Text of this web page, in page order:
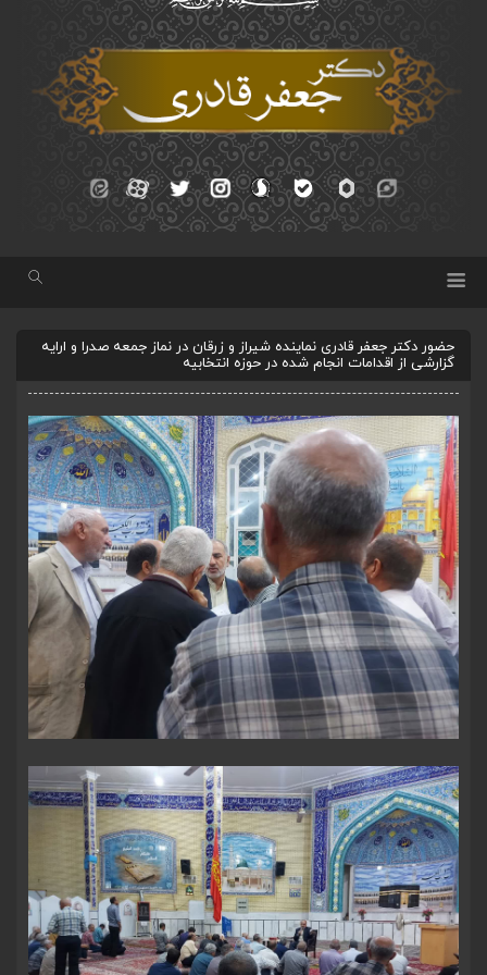
حضور دکتر جعفر قادری نماینده شیراز و زرقان در نماز جمعه صدرا و ارایه
گزارشی از اقدامات انجام شده در حوزه انتخابیه